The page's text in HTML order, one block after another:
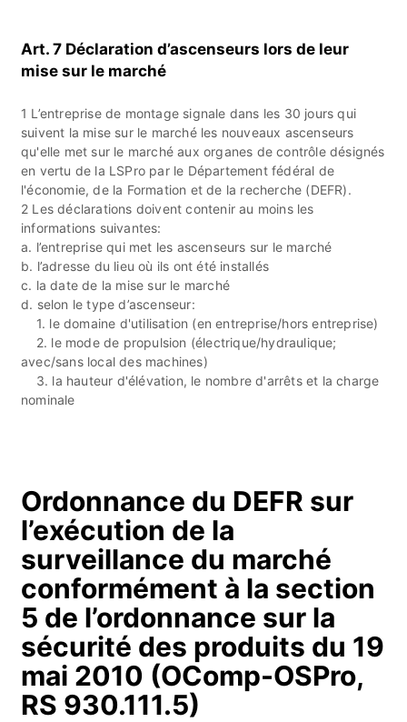
Art. 7 Déclaration d’ascenseurs lors de leur
mise sur le marché
1 L’entreprise de montage signale dans les 30 jours qui
suivent la mise sur le marché les nouveaux ascenseurs
qu'elle met sur le marché aux organes de contrôle désignés
en vertu de la LSPro par le Département fédéral de
l'économie, de la Formation et de la recherche (DEFR).
2 Les déclarations doivent contenir au moins les
informations suivantes:
a. l’entreprise qui met les ascenseurs sur le marché
b. l’adresse du lieu où ils ont été installés
c. la date de la mise sur le marché
d. selon le type d’ascenseur:
1. le domaine d'utilisation (en entreprise/hors entreprise)
2. le mode de propulsion (électrique/hydraulique;
avec/sans local des machines)
3. la hauteur d'élévation, le nombre d'arrêts et la charge
nominale
Ordonnance du DEFR sur
l’exécution de la
surveillance du marché
conformément à la section
5 de l’ordonnance sur la
sécurité des produits du 19
mai 2010 (OComp-OSPro,
RS 930.111.5)